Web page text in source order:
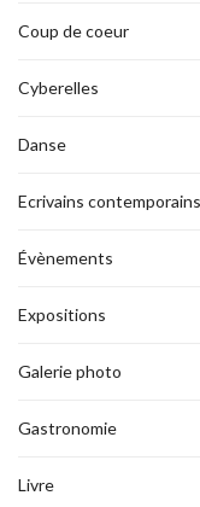
Coup de coeur
Cyberelles
Danse
Ecrivains contemporains
Évènements
Expositions
Galerie photo
Gastronomie
Livre